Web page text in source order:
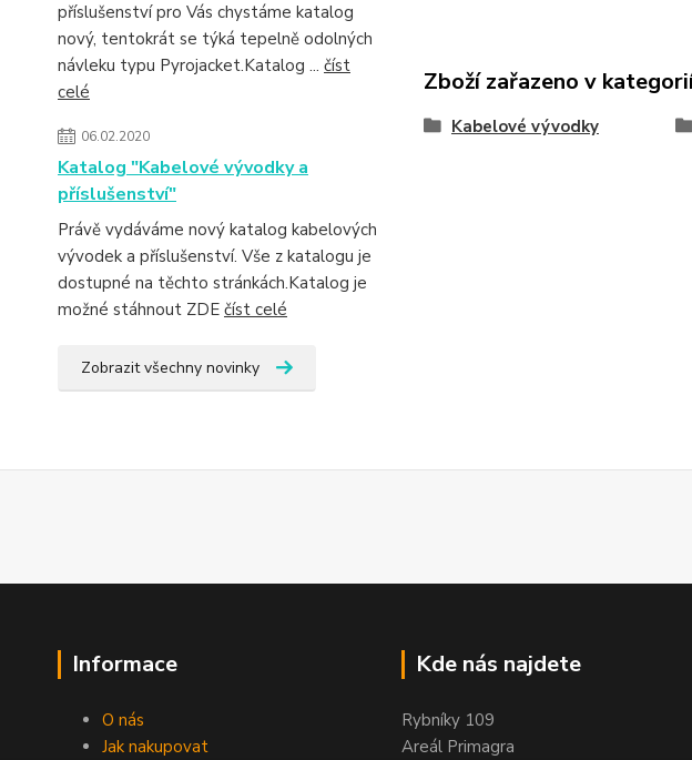
příslušenství pro Vás chystáme katalog
nový, tentokrát se týká tepelně odolných
návleku typu Pyrojacket.Katalog ... číst
celé
06.02.2020
Katalog "Kabelové vývodky a
příslušenství"
Právě vydáváme nový katalog kabelových
vývodek a příslušenství. Vše z katalogu je
dostupné na těchto stránkách.Katalog je
možné stáhnout ZDE číst celé
Zobrazit všechny novinky
Zboží zařazeno v
Kabelové vývodky
Informace
O nás
Jak nakupovat
Kde nás najdete
Rybníky 109
Areál Primagra